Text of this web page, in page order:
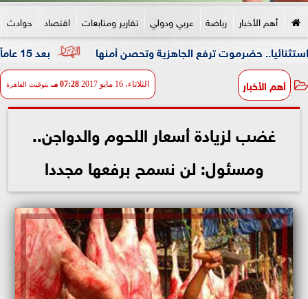
أهم الأخبار رياضة عربي ودولي تقارير ومتابعات اقتصاد حوادث
بعد 15 عاماً من الغياب.. المجلس الثقافي البريطاني شريكاً لمهرجان القاهرة للمسرح التجريبي حضرموت ترفع الجاهزية وتحصن أمنها
أهم الأخبار الثلاثاء، 16 مايو 2017 07:28 مـ بتوقيت القاهرة
غضب لزيادة أسعار اللحوم والدواجن..
ومسئول: لن نسمح برفعها مجددا